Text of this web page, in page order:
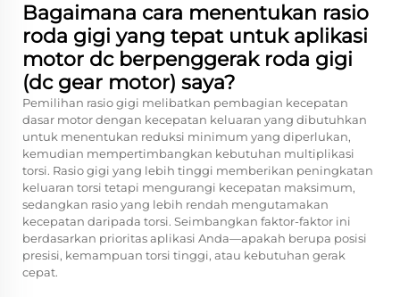
Bagaimana cara menentukan rasio
roda gigi yang tepat untuk aplikasi
motor dc berpenggerak roda gigi
(dc gear motor) saya?
Pemilihan rasio gigi melibatkan pembagian kecepatan
dasar motor dengan kecepatan keluaran yang dibutuhkan
untuk menentukan reduksi minimum yang diperlukan,
kemudian mempertimbangkan kebutuhan multiplikasi
torsi. Rasio gigi yang lebih tinggi memberikan peningkatan
keluaran torsi tetapi mengurangi kecepatan maksimum,
sedangkan rasio yang lebih rendah mengutamakan
kecepatan daripada torsi. Seimbangkan faktor-faktor ini
berdasarkan prioritas aplikasi Anda—apakah berupa posisi
presisi, kemampuan torsi tinggi, atau kebutuhan gerak
cepat.